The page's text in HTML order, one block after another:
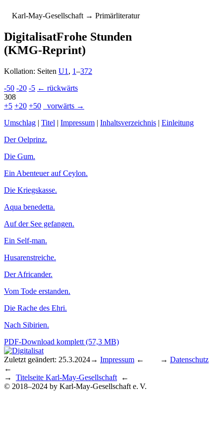
Karl-May-Gesellschaft → Primärliteratur
DigitalisatFrohe Stunden
(KMG-Reprint)
Kollation: Seiten U1 , 1–372
-50 -20 -5 ← rückwärts
308
+5 +20 +50
vorwärts →
Umschlag | Titel | Impressum | In­halts­ver­zeich­nis | Einleitung
Der Oelprinz.
Die Gum.
Ein Abenteuer auf Ceylon.
Die Kriegskasse.
Aqua benedetta.
Auf der See gefangen.
Ein Self-man.
Husarenstreiche.
Der Africander.
Vom Tode erstanden.
Die Rache des Ehri.
Nach Sibirien.
PDF-Download komplett (57,3 MB)
Zuletzt geändert: 25.3.2024→ Impressum ← → Datenschutz
←
→ Titelseite Karl-May-Gesellschaft ←
© 2018–2024 by Karl-May-Gesellschaft e. V.